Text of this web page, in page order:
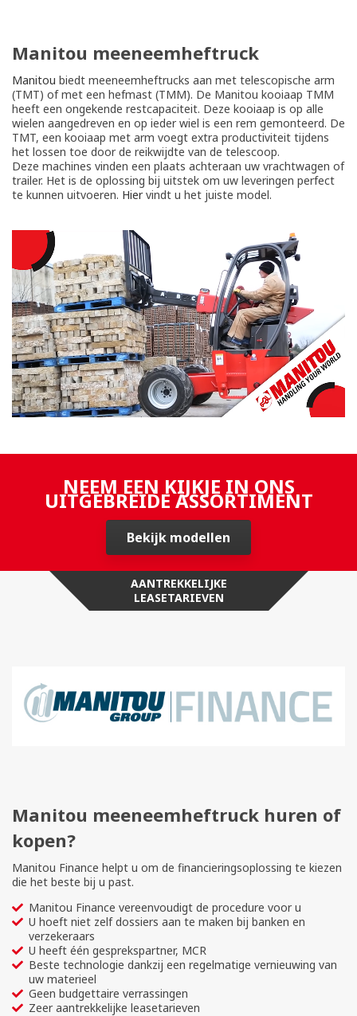
Manitou meeneemheftruck
Manitou biedt meeneemheftrucks aan met telescopische arm
(TMT) of met een hefmast (TMM). De Manitou kooiaap TMM
heeft een ongekende restcapaciteit. Deze kooiaap is op alle
wielen aangedreven en op ieder wiel is een rem gemonteerd. De
TMT, een kooiaap met arm voegt extra productiviteit tijdens
het lossen toe door de reikwijdte van de telescoop.
Deze machines vinden een plaats achteraan uw vrachtwagen of
trailer. Het is de oplossing bij uitstek om uw leveringen perfect
te kunnen uitvoeren. Hiervindt u het juiste model.
NEEM EEN KIJKJE IN ONS
UITGEBREIDE ASSORTIMENT
Bekijk modellen
AANTREKKELIJKE
LEASETARIEVEN
Manitou meeneemheftruck huren of
kopen?
Manitou Finance helpt u om de financieringsoplossing te kiezen
die het beste bij u past.
Manitou Finance vereenvoudigt de procedure voor u
U hoeft niet zelf dossiers aan te maken bij banken en
verzekeraars
U heeft één gesprekspartner, MCR
Beste technologie dankzij een regelmatige vernieuwing van
uw materieel
Geen budgettaire verrassingen
Zeer aantrekkelijke leasetarieven